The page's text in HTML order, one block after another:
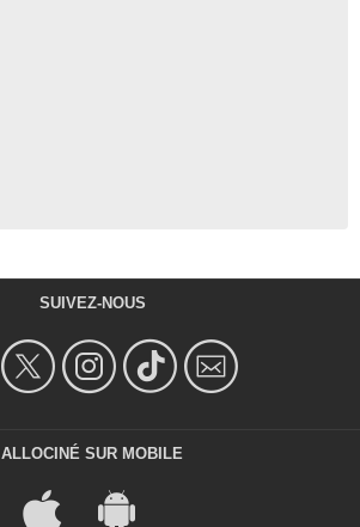
SUIVEZ-NOUS
ALLOCINÉ SUR MOBILE